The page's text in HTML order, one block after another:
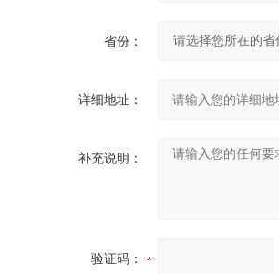
省份：
详细地址：
补充说明：
验证码：